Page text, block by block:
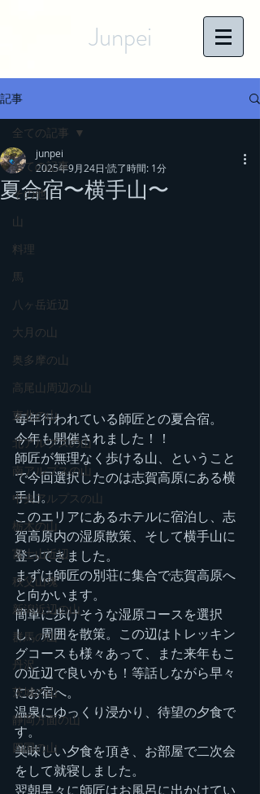
Junpei
記事
全ての記事
その他
山
料理
馬
八ヶ岳近辺
大月の山
奥多摩の山
高尾山周辺の山
東北の山
北アルプスの山
南アルプスの山
中央アルプスの山
栃木の山
富士山近辺
秩父山塊
新潟近辺の山
群馬の山
丹沢
茨城の山
静岡方面の山
四国の山
全ての記事
夏合宿〜横手山〜
junpei
2025年9月24日 読了時間: 1分
毎年行われている師匠との夏合宿。
今年も開催されました！！
師匠が無理なく歩ける山、ということ
で今回選択したのは志賀高原にある横
手山。
このエリアにあるホテルに宿泊し、志
賀高原内の湿原散策、そして横手山に
登ってきました。
まずは師匠の別荘に集合で志賀高原へ
と向かいます。
簡単に歩けそうな湿原コースを選択
し、周囲を散策。この辺はトレッキン
グコースも様々あって、また来年もこ
の近辺で良いかも！等話しながら早々
にお宿へ。
温泉にゆっくり浸かり、待望の夕食で
す。
美味しい夕食を頂き、お部屋で二次会
をして就寝しました。
翌朝早々に師匠はお風呂に出かけてい